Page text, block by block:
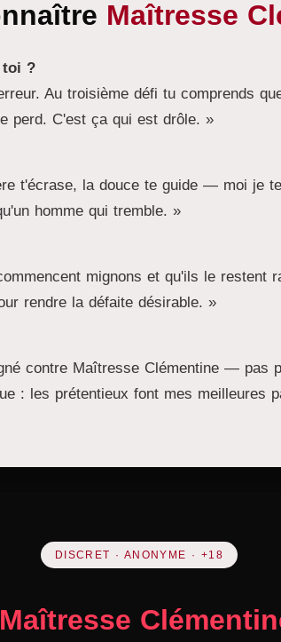
Maîtresse
toi ?
Au troisième défi tu comprends
perd. C'est ça qui est drôle. »
t'écrase, la douce te guide — moi je
homme qui tremble. »
mignons et qu'ils le restent
rendre la défaite désirable. »
contre Maîtresse Clémentine — pas
: les prétentieux font mes meilleures
DISCRET · ANONYME · +18
Maîtresse